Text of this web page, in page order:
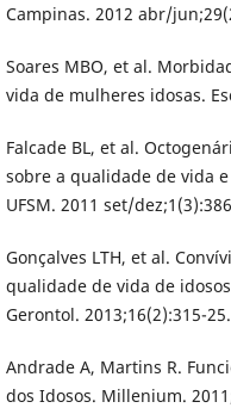
Campinas. 2012 abr/
Soares MBO, et al.
vida de mulheres idosas.
Falcade BL, et al.
sobre a qualidade de vida
UFSM. 2011 set/
Gonçalves LTH, et al.
qualidade de vida de
Gerontol. 2013;16(2):315-25.
Andrade A, Martins R.
dos Idosos. Millenium.